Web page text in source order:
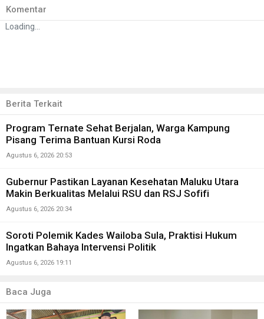
Komentar
Loading...
Berita Terkait
Program Ternate Sehat Berjalan, Warga Kampung
Pisang Terima Bantuan Kursi Roda
Agustus 6, 2026 20:53
Gubernur Pastikan Layanan Kesehatan Maluku Utara
Makin Berkualitas Melalui RSU dan RSJ Sofifi
Agustus 6, 2026 20:34
Soroti Polemik Kades Wailoba Sula, Praktisi Hukum
Ingatkan Bahaya Intervensi Politik
Agustus 6, 2026 19:11
Baca Juga